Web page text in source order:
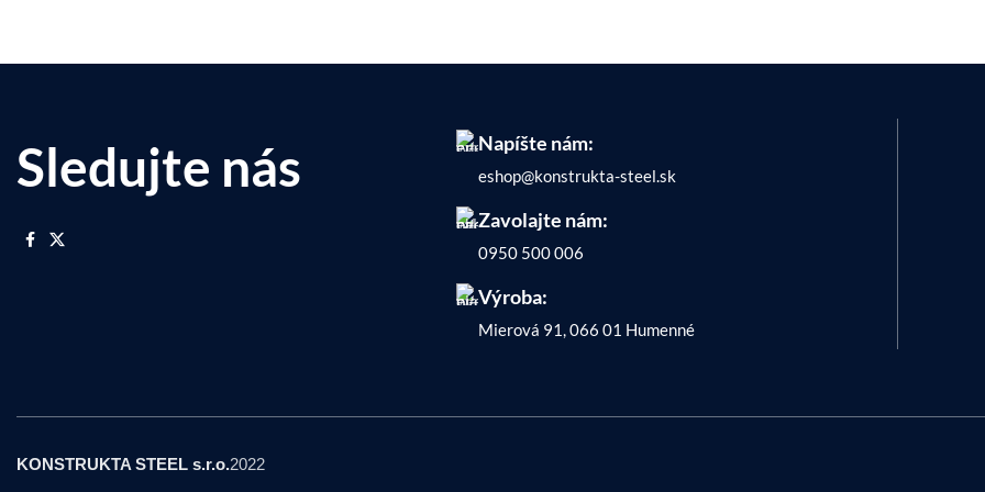
Sledujte nás Napíšte nám:
eshop@konstrukta-steel.sk
Zavolajte nám:
0950 500 006
Výroba:
Mierová 91, 066 01 Humenné
KONSTRUKTA STEEL s.r.o.2022